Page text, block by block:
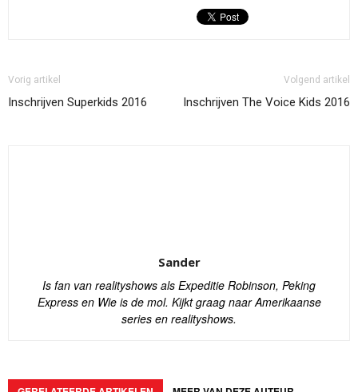
Vorig artikel
Inschrijven Superkids 2016
Volgend artikel
Inschrijven The Voice Kids 2016
Sander
Is fan van realityshows als Expeditie Robinson, Peking
Express en Wie is de mol. Kijkt graag naar Amerikaanse
series en realityshows.